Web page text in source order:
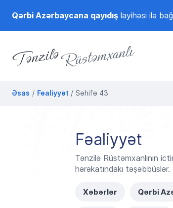
Qərbi Azərbaycana qayıdış layihəsi ilə
Əsas Fəaliyyət Səhifə 43
Fəaliyyət
Tənzilə Rüstəmxanlının
hərəkatındakı təşəbbüslər.
Xəbərlər Qərbi